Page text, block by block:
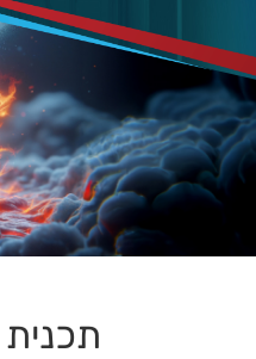
תכנית